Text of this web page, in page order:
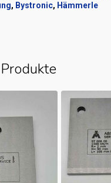
, Bystronic, Hämmerle